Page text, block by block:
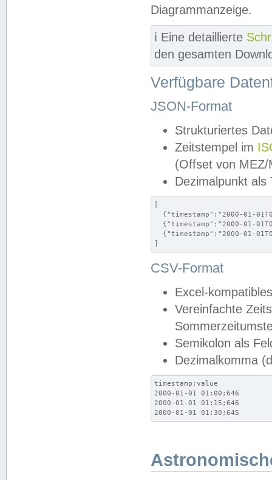
Diagrammanzeige.
ℹ️ Eine detaillierte
den gesamten
Verfügbare
JSON-Format
Strukturiertes
Zeitstempel im
(Offset von MEZ/
Dezimalpunkt als
[
{"timestamp":"2000-01-
{"timestamp":"2000-01-
{"timestamp":"2000-01-
]
CSV-Format
Excel-
Vereinfachte
Semikolon als
Dezimalkomma
timestamp;value
2000-01-01 01:00;646
2000-01-01 01:15;646
2000-01-01 01:30;645